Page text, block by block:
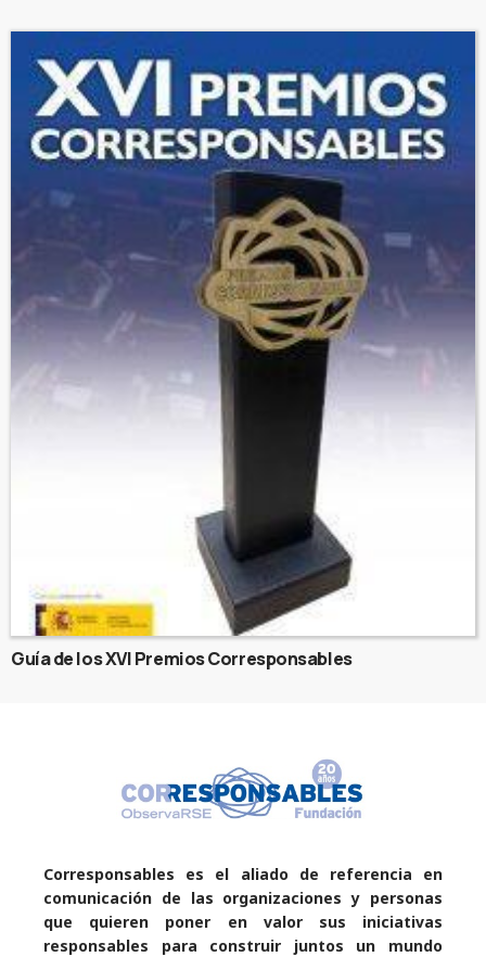
Guía de los XVI Premios Corresponsables
Corresponsables es el aliado de referencia en
comunicación de las organizaciones y personas
que quieren poner en valor sus iniciativas
responsables para construir juntos un mundo